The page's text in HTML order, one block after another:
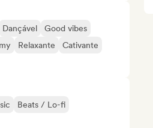
Dançável
Good vibes
Relaxante
Cativante
Beats / Lo-fi